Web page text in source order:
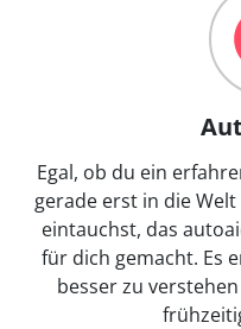
Egal, ob du ein
gerade erst in die
eintauchst, das
für dich gemacht. Es
besser zu